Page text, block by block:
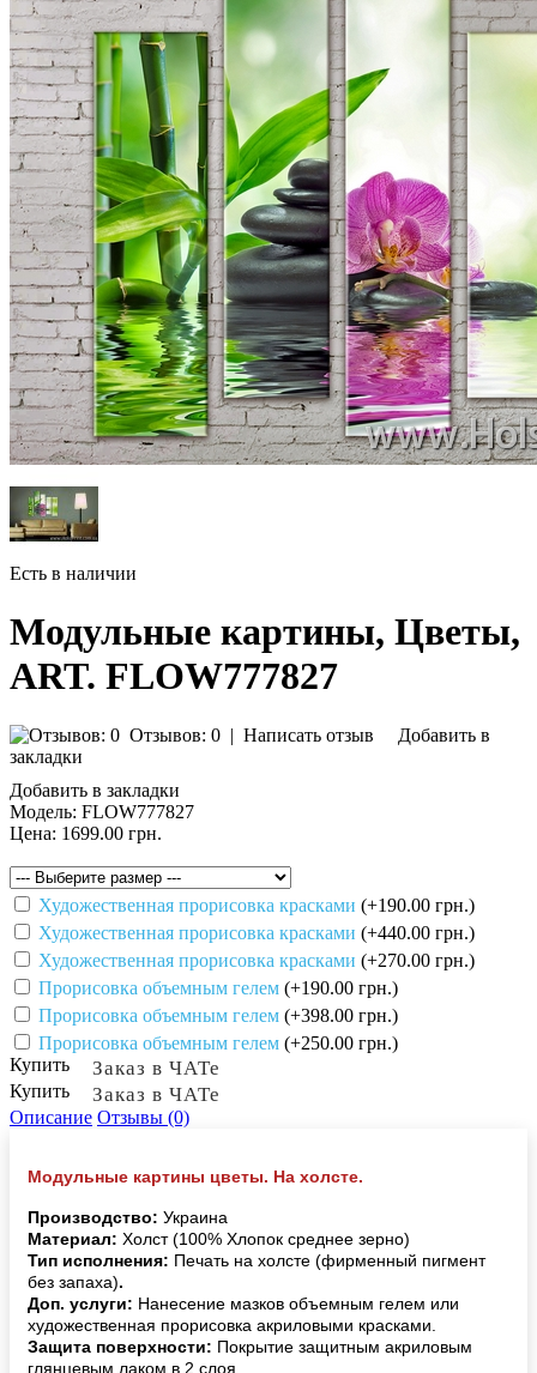
Есть в наличии
Модульные картины, Цветы,
ART. FLOW777827
Отзывов: 0 | Написать отзыв
Добавить в
закладки
Добавить в закладки
Модель: FLOW777827
Цена: 1699.00 грн.
Художественная прорисовка красками (+190.00 грн.)
Художественная прорисовка красками (+440.00 грн.)
Художественная прорисовка красками (+270.00 грн.)
Прорисовка объемным гелем (+190.00 грн.)
Прорисовка объемным гелем (+398.00 грн.)
Прорисовка объемным гелем (+250.00 грн.)
Купить
Заказ в ЧАТе
Купить Заказ в ЧАТе
Описание Отзывы (0)
Модульные картины цветы. На холсте.
Производство: Украина
Материал: Холст (100% Хлопок среднее зерно)
Тип исполнения: Печать на холсте (фирменный пигмент
без запаха).
Доп. услуги: Нанесение мазков объемным гелем или
художественная прорисовка акриловыми красками.
Защита поверхности: Покрытие защитным акриловым
глянцевым лаком в 2 слоя.